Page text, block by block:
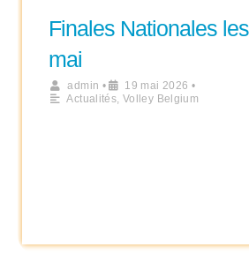
Finales Nationales
mai
admin • 19 mai 2026 •
Actualités, Volley Belgium